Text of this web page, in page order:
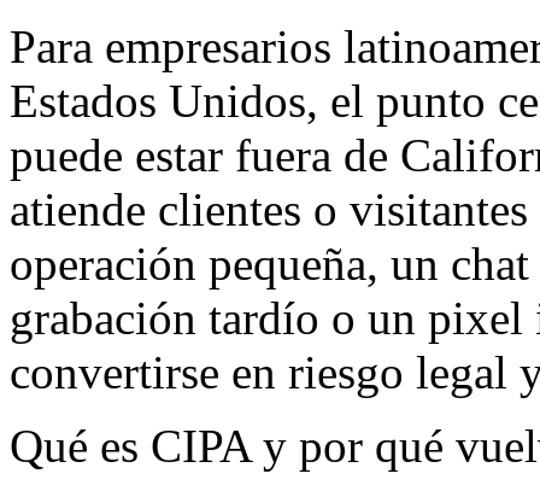
Para empresarios
Estados Unidos, el punto
puede estar fuera de
atiende clientes o visitantes
operación pequeña, un
grabación tardío o un pixel
convertirse en riesgo legal
Qué es CIPA y por qué